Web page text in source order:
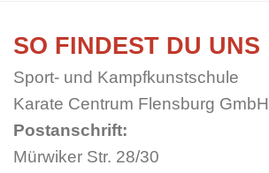
SO FINDEST DU UNS
Sport- und Kampfkunstschule
Karate Centrum Flensburg GmbH
Postanschrift:
Mürwiker Str. 28/30